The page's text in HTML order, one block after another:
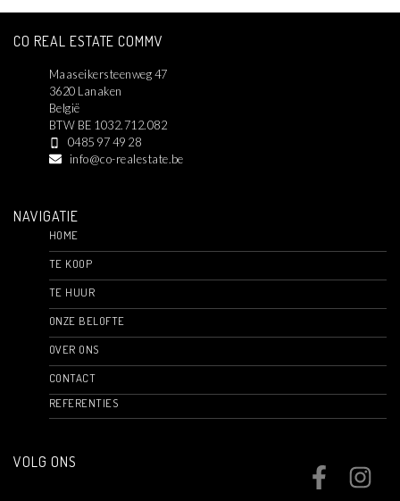
CO REAL ESTATE COMMV
Maaseikersteenweg 47
3620 Lanaken
België
BTW BE 1032.712.082
0485 97 49 28
info@co-realestate.be
NAVIGATIE
HOME
TE KOOP
TE HUUR
ONZE BELOFTE
OVER ONS
CONTACT
REFERENTIES
VOLG ONS